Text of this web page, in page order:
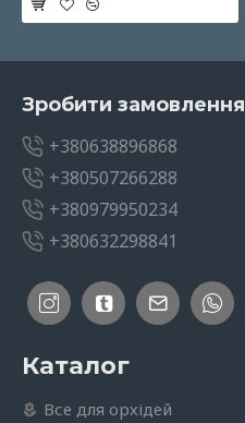
Зробити замовлення
+380638896868
+380507266288
+380979950234
+380632298841
Каталог
Все для орхідей